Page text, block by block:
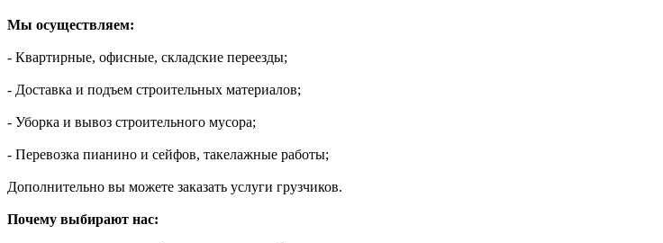
Мы осуществляем:
- Квартирные, офисные, складские переезды;
- Доставка и подъем строительных материалов;
- Уборка и вывоз строительного мусора;
- Перевозка пианино и сейфов, такелажные работы;
Дополнительно вы можете заказать услуги грузчиков.
Почему выбирают нас: